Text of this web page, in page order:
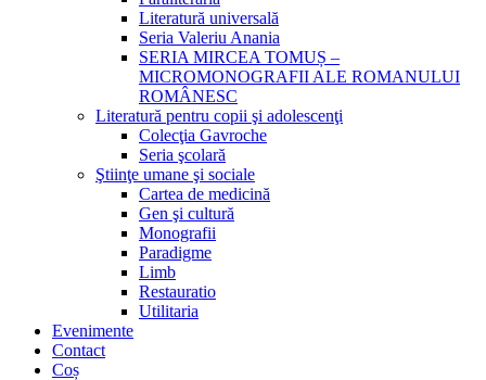
Literatură universală
Seria Valeriu Anania
SERIA MIRCEA TOMUȘ –
MICROMONOGRAFII ALE ROMANULUI
ROMÂNESC
Literatură pentru copii şi adolescenţi
Colecţia Gavroche
Seria şcolară
Ştiinţe umane şi sociale
Cartea de medicină
Gen şi cultură
Monografii
Paradigme
Limb
Restauratio
Utilitaria
Evenimente
Contact
Coș